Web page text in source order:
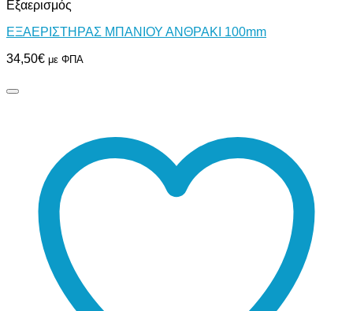
Εξαερισμός
ΕΞΑΕΡΙΣΤΗΡΑΣ ΜΠΑΝΙΟΥ ΑΝΘΡΑΚΙ 100mm
34,50€ με ΦΠΑ